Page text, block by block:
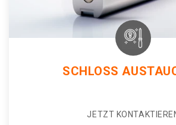
SCHLOSS
JETZT